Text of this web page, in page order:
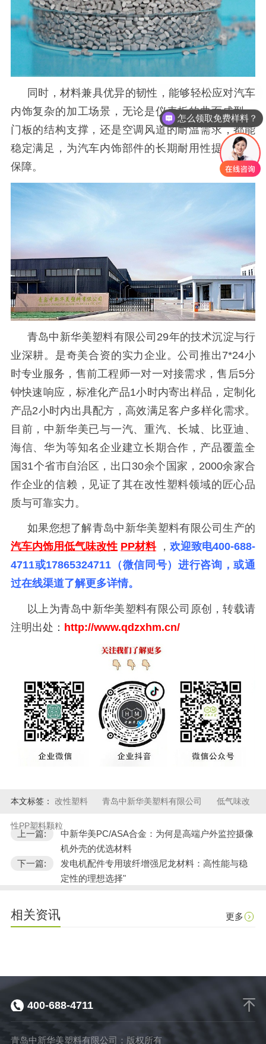
同时，材料兼具优异的韧性，能够轻松应对汽车
内饰复杂的加工场景，无论是仪表板的曲面成型、
门板的结构支撑，还是空调风道的耐温需求，都能
稳定满足，为汽车内饰部件的长期耐用性提供有力
保障。
青岛中新华美塑料有限公司 29年的技术沉淀与行
业深耕。 是奇美合资的实力企业。公司推出7*24小
时专业服务，售前工程师一对一对接需求，售后5分
钟快速响应，标准化产品1小时内寄出样品，定制化
产品2小时内出具配方，高效满足客户多样化需求。
目前，中新华美已与一汽、重汽、长城、比亚迪、
海信、华为等知名企业建立长期合作，产品覆盖全
国31个省市自治区，出口30余个国家，2000余家合
作企业的信赖，见证了其在改性塑料领域的匠心品
质与可靠实力。
如果您想了解青岛中新华美塑料有限公司生产的
汽车内饰用低气味改性 PP材料 ，欢迎致电400-688-
4711或17865324711（微信同号）进行咨询，或通
过在线渠道了解更多详情。
以上为青岛中新华美塑料有限公司原创，转载请
注明出处： http://www.qdzxhm.cn/
本文标签： 改性塑料 青岛中新华美塑料有限公司 低气味改
性PP塑料颗粒
上一篇:
中新华美PC/ASA合金：为何是高端户外监控摄像
机外壳的优选材料
下一篇:
发电机配件专用玻纤增强尼龙材料：高性能与稳
定性的理想选择"
相关资讯 更多
400-688-4711
青岛中新华美塑料有限公司：版权所有
怎么领取免费样料？